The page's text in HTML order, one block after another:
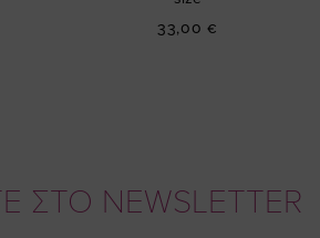
33,00 €
ΣΤΟ NEWSLETTER